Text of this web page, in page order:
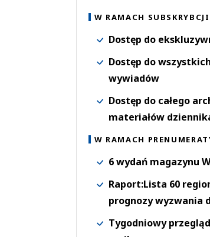
W RAMACH
Dostęp do
Dostęp do
wywiadów
Dostęp do całego
materiałów
W RAMACH
6 wydań magazynu
Raport:Lista 60
prognozy wyzwania
Tygodniowy